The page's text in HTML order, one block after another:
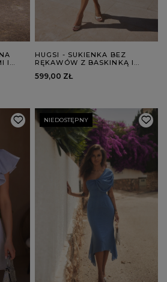
I
HUGSI - SUKIENKA BEZ
RĘKAWÓW Z BASKINKĄ I
599,00 ZŁ
NIEDOSTĘPNY